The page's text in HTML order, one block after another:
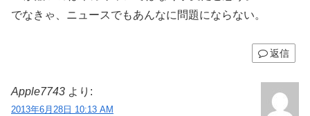
でなきゃ、ニュースでもあんなに問題にならない。
返信
Apple7743 より:
2013年6月28日 10:13 AM